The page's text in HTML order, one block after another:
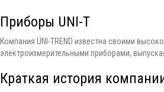
Приборы UNI-T
Компания UNI-TREND известна своими
электроизмерительными приборами,
Краткая история